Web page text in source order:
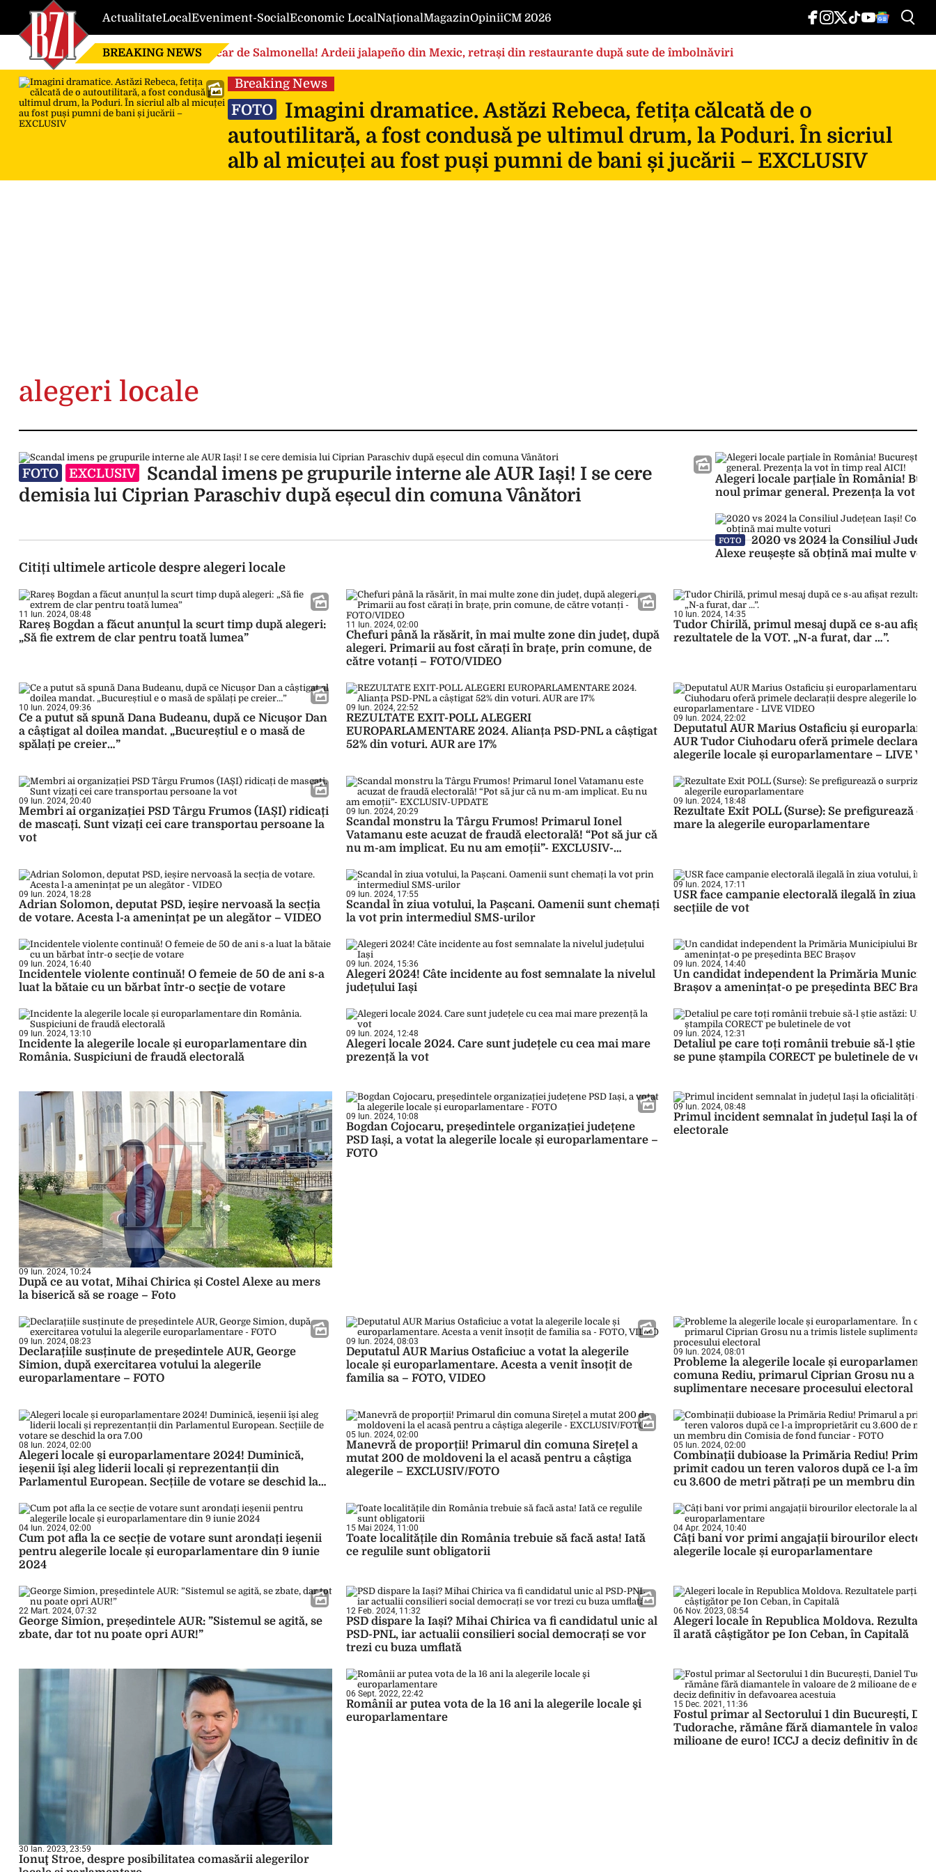
ActualitateLocalEveniment-SocialEconomic LocalNaționalMagazinOpiniiCM 2026
BREAKING NEWS Focar de Salmonella! Ardeii jalapeño din Mexic, retrași din restaurante după sute de îmbolnăviri
Breaking News
FOTO
Imagini dramatice. Astăzi Rebeca, fetița călcată de o
autoutilitară, a fost condusă pe ultimul drum, la Poduri. În sicriul
alb al micuței au fost puși pumni de bani și jucării – EXCLUSIV
alegeri locale
FOTO EXCLUSIV
Scandal imens pe grupurile interne ale AUR Iași! I se cere
demisia lui Ciprian Paraschiv după eșecul din comuna Vânători
Alegeri locale parțiale în România!
noul primar general. Prezența la vot în
FOTO
2020 vs 2024 la Consiliul
Alexe reușește să obțină mai multe
Citiți ultimele articole despre alegeri locale
11 Iun. 2024, 08:48
Rareș Bogdan a făcut anunțul la scurt timp după alegeri:
„Să fie extrem de clar pentru toată lumea”
11 Iun. 2024, 02:00
Chefuri până la răsărit, în mai multe zone din județ, după
alegeri. Primarii au fost cărați în brațe, prin comune, de
către votanți – FOTO/VIDEO
10 Iun. 2024, 14:35
Tudor Chirilă, primul mesaj după ce s-au afișat
rezultatele de la VOT. „N-a furat, dar …”.
10 Iun. 2024, 09:36
Ce a putut să spună Dana Budeanu, după ce Nicușor Dan
a câștigat al doilea mandat. „Bucureștiul e o masă de
spălați pe creier…”
09 Iun. 2024, 22:52
REZULTATE EXIT-POLL ALEGERI
EUROPARLAMENTARE 2024. Alianța PSD-PNL a câștigat
52% din voturi. AUR are 17%
09 Iun. 2024, 22:02
Deputatul AUR Marius Ostaficiu și
AUR Tudor Ciuhodaru oferă primele declarații
alegerile locale și europarlamentare – LIVE
09 Iun. 2024, 20:40
Membri ai organizației PSD Târgu Frumos (IAȘI) ridicați
de mascați. Sunt vizați cei care transportau persoane la
vot
09 Iun. 2024, 20:29
Scandal monstru la Târgu Frumos! Primarul Ionel
Vatamanu este acuzat de fraudă electorală! “Pot să jur că
nu m-am implicat. Eu nu am emoții”- EXCLUSIV-
09 Iun. 2024, 18:48
Rezultate Exit POLL (Surse): Se prefigurează o
mare la alegerile europarlamentare
09 Iun. 2024, 18:28
Adrian Solomon, deputat PSD, ieșire nervoasă la secția
de votare. Acesta l-a amenințat pe un alegător – VIDEO
09 Iun. 2024, 17:55
Scandal în ziua votului, la Pașcani. Oamenii sunt chemați
la vot prin intermediul SMS-urilor
09 Iun. 2024, 17:11
USR face campanie electorală ilegală în ziua
secțiile de vot
09 Iun. 2024, 16:40
Incidentele violente continuă! O femeie de 50 de ani s-a
luat la bătaie cu un bărbat într-o secţie de votare
09 Iun. 2024, 15:36
Alegeri 2024! Câte incidente au fost semnalate la nivelul
județului Iași
09 Iun. 2024, 14:40
Un candidat independent la Primăria
Brașov a amenințat-o pe președinta BEC
09 Iun. 2024, 13:10
Incidente la alegerile locale și europarlamentare din
România. Suspiciuni de fraudă electorală
09 Iun. 2024, 12:48
Alegeri locale 2024. Care sunt județele cu cea mai mare
prezență la vot
09 Iun. 2024, 12:31
Detaliul pe care toți românii trebuie să-l știe
se pune ștampila CORECT pe buletinele de vot
09 Iun. 2024, 10:24
După ce au votat, Mihai Chirica și Costel Alexe au mers
la biserică să se roage – Foto
09 Iun. 2024, 10:08
Bogdan Cojocaru, președintele organizației județene
PSD Iași, a votat la alegerile locale și europarlamentare –
FOTO
09 Iun. 2024, 08:48
Primul incident semnalat în județul Iași la
electorale
09 Iun. 2024, 08:23
Declarațiile susținute de președintele AUR, George
Simion, după exercitarea votului la alegerile
europarlamentare – FOTO
09 Iun. 2024, 08:03
Deputatul AUR Marius Ostaficiuc a votat la alegerile
locale și europarlamentare. Acesta a venit însoțit de
familia sa – FOTO, VIDEO
09 Iun. 2024, 08:01
Probleme la alegerile locale și
comuna Rediu, primarul Ciprian Grosu nu a
suplimentare necesare procesului electoral
08 Iun. 2024, 02:00
Alegeri locale și europarlamentare 2024! Duminică,
ieșenii își aleg liderii locali și reprezentanții din
Parlamentul European. Secțiile de votare se deschid la
05 Iun. 2024, 02:00
Manevră de proporții! Primarul din comuna Sirețel a
mutat 200 de moldoveni la el acasă pentru a câștiga
alegerile – EXCLUSIV/FOTO
05 Iun. 2024, 02:00
Combinații dubioase la Primăria Rediu!
primit cadou un teren valoros după ce l-a
cu 3.600 de metri pătrați pe un membru din
04 Iun. 2024, 02:00
Cum pot afla la ce secție de votare sunt arondați ieșenii
pentru alegerile locale și europarlamentare din 9 iunie
2024
15 Mai 2024, 11:00
Toate localitățile din România trebuie să facă asta! Iată
ce regulile sunt obligatorii
04 Apr. 2024, 10:40
Câți bani vor primi angajații birourilor
alegerile locale și europarlamentare
22 Mart. 2024, 07:32
George Simion, președintele AUR: ”Sistemul se agită, se
zbate, dar tot nu poate opri AUR!”
12 Feb. 2024, 11:32
PSD dispare la Iași? Mihai Chirica va fi candidatul unic al
PSD-PNL, iar actualii consilieri social democrați se vor
trezi cu buza umflată
06 Nov. 2023, 08:54
Alegeri locale în Republica Moldova.
îl arată câștigător pe Ion Ceban, în Capitală
30 Ian. 2023, 23:59
Ionuţ Stroe, despre posibilitatea comasării alegerilor
06 Sept. 2022, 22:42
Românii ar putea vota de la 16 ani la alegerile locale şi
europarlamentare
15 Dec. 2021, 11:36
Fostul primar al Sectorului 1 din București,
Tudorache, rămâne fără diamantele în valoare
milioane de euro! ICCJ a deciz definitiv în